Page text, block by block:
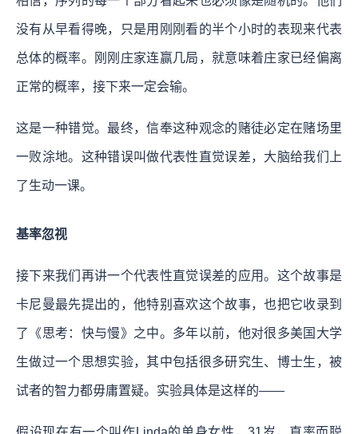
没有从早看得晚，只是用刚刚看的半个小时的表现来代表
总体的概率。刚刚庄家连赢几局，就意味着庄家已经偏离
正常的概率，接下来一定会输。
这是一种错觉。最终，信奉这种观念的赌徒必定在赌场里
一败涂地。这种错误叫做代表性直觉误差，大脑给我们上
了生动一课。
基率忽视
接下来我们再讲一个代表性直觉误差的应用。这个故事是
卡尼曼最先提出的，他特别喜欢这个故事，也把它收录到
了《思考：快与慢》之中。多年以前，他对很多美国大学
生做过一个思想实验，其中包括很多研究生、博士生，被
试者的智力都毋庸置疑。实验具体是这样的——